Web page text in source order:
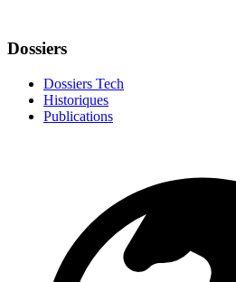
Dossiers
Dossiers Tech
Historiques
Publications